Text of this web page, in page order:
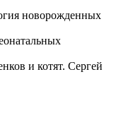
новорожденных
и котят. Сергей